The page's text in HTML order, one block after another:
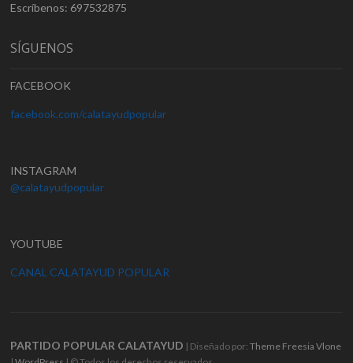
Escríbenos: 697532875
SÍGUENOS
FACEBOOK
facebook.com/calatayudpopular
INSTAGRAM
@calatayudpopular
YOUTUBE
CANAL CALATAYUD POPULAR
PARTIDO POPULAR CALATAYUD | Diseñado por:Theme Freesia Vlone